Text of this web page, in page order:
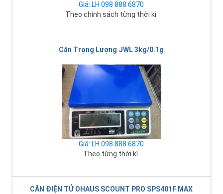
Giá: LH 098 888 6870
Theo chính sách từng thời kì
Cân Trọng Lượng JWL 3kg/0.1g
Giá: LH 098 888 6870
Theo từng thời kì
CÂN ĐIỆN TỬ OHAUS SCOUNT PRO SPS401F MAX